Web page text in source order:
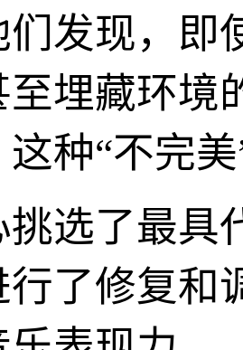
们发现，即
至埋藏环境
这种“不完
挑选了最具
行了修复和